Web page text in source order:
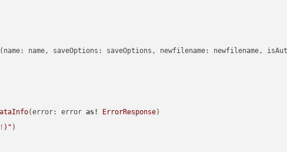
name, saveOptions: saveOptions, newfilename:
(error: error as! ErrorResponse)
! ) " )